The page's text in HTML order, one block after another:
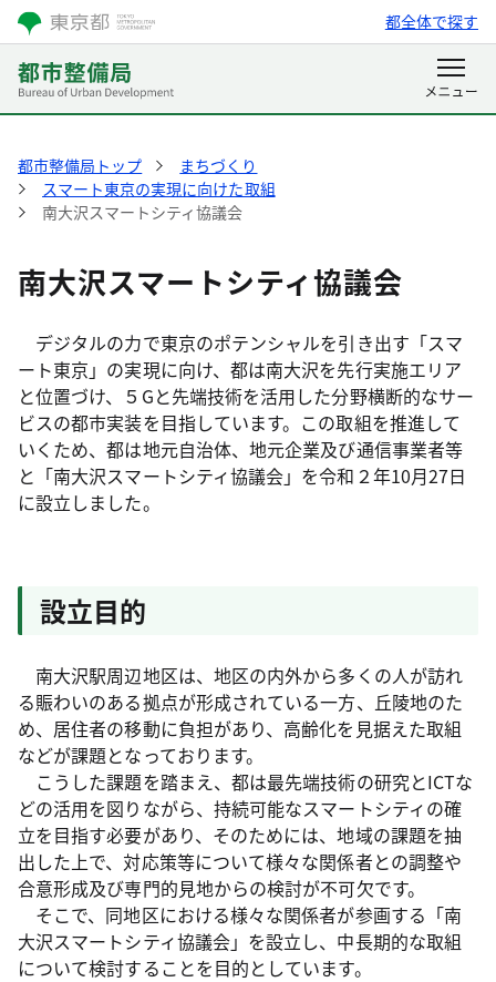
都全体で探す
都市整備局トップ
まちづくり
スマート東京の実現に向けた取組
南大沢スマートシティ協議会
南大沢スマートシティ協議会
デジタルの力で東京のポテンシャルを引き出す「スマ
ート東京」の実現に向け、都は南大沢を先行実施エリア
と位置づけ、５Gと先端技術を活用した分野横断的なサー
ビスの都市実装を目指しています。この取組を推進して
いくため、都は地元自治体、地元企業及び通信事業者等
と「南大沢スマートシティ協議会」を令和２年10月27日
に設立しました。
設立目的
南大沢駅周辺地区は、地区の内外から多くの人が訪れ
る賑わいのある拠点が形成されている一方、丘陵地のた
め、居住者の移動に負担があり、高齢化を見据えた取組
などが課題となっております。
こうした課題を踏まえ、都は最先端技術の研究とICTな
どの活用を図りながら、持続可能なスマートシティの確
立を目指す必要があり、そのためには、地域の課題を抽
出した上で、対応策等について様々な関係者との調整や
合意形成及び専門的見地からの検討が不可欠です。
そこで、同地区における様々な関係者が参画する「南
大沢スマートシティ協議会」を設立し、中長期的な取組
について検討することを目的としています。